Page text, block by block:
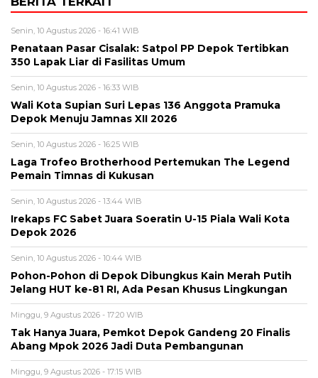
Senin, 10 Agustus 2026 - 16:41 WIB
Penataan Pasar Cisalak: Satpol PP Depok Tertibkan
350 Lapak Liar di Fasilitas Umum
Senin, 10 Agustus 2026 - 16:33 WIB
Wali Kota Supian Suri Lepas 136 Anggota Pramuka
Depok Menuju Jamnas XII 2026
Senin, 10 Agustus 2026 - 16:25 WIB
Laga Trofeo Brotherhood Pertemukan The Legend
Pemain Timnas di Kukusan
Senin, 10 Agustus 2026 - 13:44 WIB
Irekaps FC Sabet Juara Soeratin U-15 Piala Wali Kota
Depok 2026
Senin, 10 Agustus 2026 - 10:44 WIB
Pohon-Pohon di Depok Dibungkus Kain Merah Putih
Jelang HUT ke-81 RI, Ada Pesan Khusus Lingkungan
Minggu, 9 Agustus 2026 - 17:20 WIB
Tak Hanya Juara, Pemkot Depok Gandeng 20 Finalis
Abang Mpok 2026 Jadi Duta Pembangunan
Minggu, 9 Agustus 2026 - 17:15 WIB